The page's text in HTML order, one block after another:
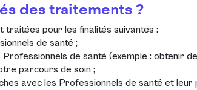
des traitements ?
traitées pour les finalités suivantes :
de santé ;
de santé (exemple : obtenir
parcours de soin ;
avec les Professionnels de santé et leur